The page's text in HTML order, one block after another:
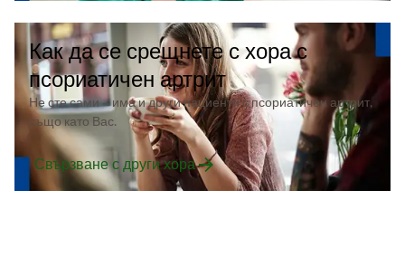
Как да се срещнете с хора с
псориатичен артрит
Не сте сами – има и други пациенти с псориатичен артрит,
също като Вас.
Свързване с други хора